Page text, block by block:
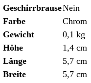
GeschirrbrauseNein
Farbe
Chrom
Gewicht
0,1 kg
Höhe
1,4 cm
Länge
5,7 cm
Breite
5,7 cm